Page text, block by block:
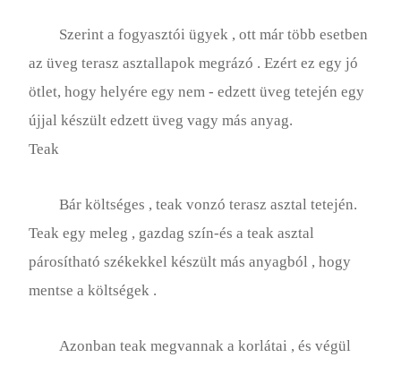
Szerint a fogyasztói ügyek , ott már több esetben
az üveg terasz asztallapok megrázó . Ezért ez egy jó
ötlet, hogy helyére egy nem - edzett üveg tetején egy
újjal készült edzett üveg vagy más anyag.
Teak
Bár költséges , teak vonzó terasz asztal tetején.
Teak egy meleg , gazdag szín-és a teak asztal
párosítható székekkel készült más anyagból , hogy
mentse a költségek .
Azonban teak megvannak a korlátai , és végül